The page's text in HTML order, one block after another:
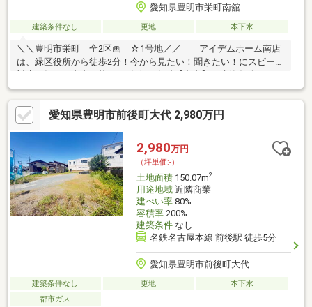
愛知県豊明市栄町南舘
建築条件なし 更地 本下水
＼＼豊明市栄町 全2区画 ☆1号地／／ アイデムホーム南店
は、緑区役所から徒歩2分！今から見たい！聞きたい！にスピード
ゆとりの間口、広々前面道路＝＝＝＝＝＝＝＝＝＝＝＊栄小学
校：950m(徒歩約12分)＊栄中学校：1350m(徒歩約17分)＊名鉄本
線「中京競馬場前」駅徒歩約6分！＝＝＝＝＝＝＝＝＝＝＝●●自
己資金0円でも大丈夫！●●＊水曜日も休まず営業！＊ファイナン
シャルプランナー常駐店！＊資金計画でご不安な方もご気軽にご
相談ください！＊未公開物件も多数ご用意！＊南店へ相談してイ
オン商品券をもらおう！
愛知県豊明市前後町大代 2,980万円
2,980万円
（坪単価:-）
土地面積150.07m2
用途地域近隣商業
建ぺい率80%
容積率200%
建築条件なし
名鉄名古屋本線 前後駅 徒歩5分
愛知県豊明市前後町大代
建築条件なし 更地
本下水
都市ガス